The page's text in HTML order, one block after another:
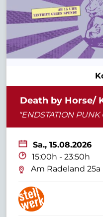
Death by Horse/
"ENDSTATION PUNK
Sa.,15.08.2026
15:00h - 23:50h
Am Radeland 25a